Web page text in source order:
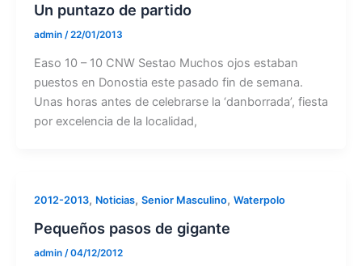
Un puntazo de partido
admin /22/01/2013
Easo 10 – 10 CNW Sestao Muchos ojos estaban
puestos en Donostia este pasado fin de semana.
Unas horas antes de celebrarse la ‘danborrada’, fiesta
por excelencia de la localidad,
2012-2013, Noticias, Senior Masculino, Waterpolo
Pequeños pasos de gigante
admin /04/12/2012